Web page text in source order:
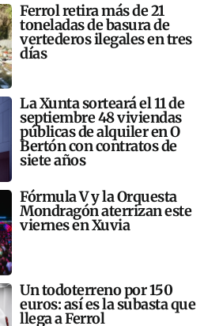
Ferrol retira más de 21
toneladas de basura de
vertederos ilegales en tres
días
La Xunta sorteará el 11 de
septiembre 48 viviendas
públicas de alquiler en O
Bertón con contratos de
siete años
Fórmula V y la Orquesta
Mondragón aterrizan este
viernes en Xuvia
Un todoterreno por 150
euros: así es la subasta que
llega a Ferrol